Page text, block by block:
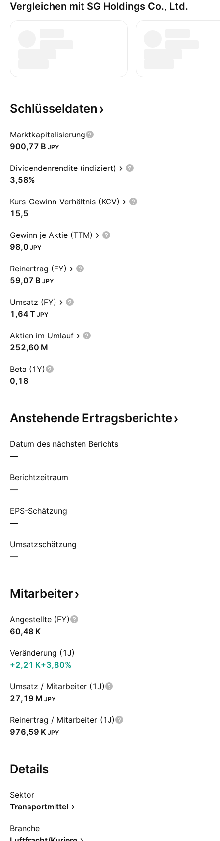
Vergleichen mit SG Holdings Co., Ltd.
Schlüsseldaten
Marktkapitalisierung
‪900,77 B‬ JPY
Dividendenrendite (indiziert)
3,58%
Kurs-Gewinn-Verhältnis (KGV)
15,5
Gewinn je Aktie (TTM)
98,0 JPY
Reinertrag (FY)
‪59,07 B‬ JPY
Umsatz (FY)
‪1,64 T‬ JPY
Aktien im Umlauf
‪252,60 M‬
Beta (1Y)
0,18
Anstehende Ertragsberichte
Datum des nächsten Berichts
—
Berichtzeitraum
—
EPS-Schätzung
—
Umsatzschätzung
—
Mitarbeiter
Angestellte (FY)
‪60,48 K‬
Veränderung (1J)
‪+2,21 K‬+3,80%
Umsatz / Mitarbeiter (1J)
‪27,19 M‬ JPY
Reinertrag / Mitarbeiter (1J)
‪976,59 K‬ JPY
Details
Sektor
Transportmittel
Branche